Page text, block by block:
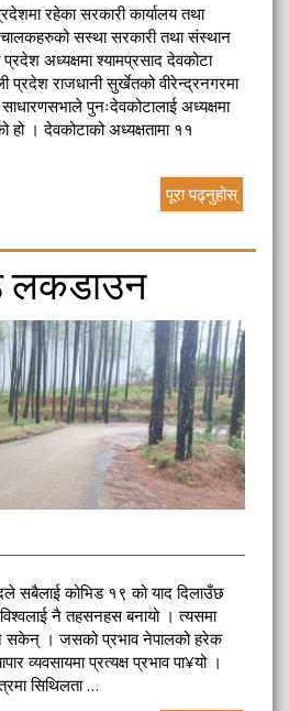
रहेका सरकारी कार्यालय तथा
चालकहरुको सस्था सरकारी तथा संस्थान
अध्यक्षमा श्यामप्रसाद देवकोटा
प्रदेश राजधानी सुर्खेतको वीरेन्द्रनगरमा
पुनःदेवकोटालाई अध्यक्षमा
हो । देवकोटाको अध्यक्षतामा ११
पूरा पढ्नुहोस्
डे लकडाउन
सबैलाई कोभिड १९ को याद दिलाउँछ
नै तहसनहस बनायो । त्यसमा
सकेन् । जसको प्रभाव नेपालको हरेक
व्यवसायमा प्रत्यक्ष प्रभाव पा¥यो ।
सिथिलता …